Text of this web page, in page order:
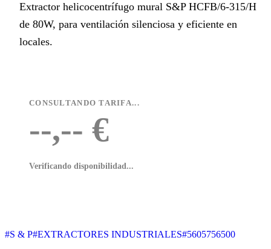
Extractor helicocentrífugo mural S&P HCFB/6-315/H
de 80W, para ventilación silenciosa y eficiente en
locales.
CONSULTANDO TARIFA...
--,-- €
Verificando disponibilidad...
#S & P#EXTRACTORES INDUSTRIALES#5605756500